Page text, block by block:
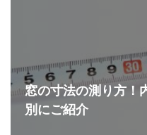
窓の寸法の測り方！
別にご紹介